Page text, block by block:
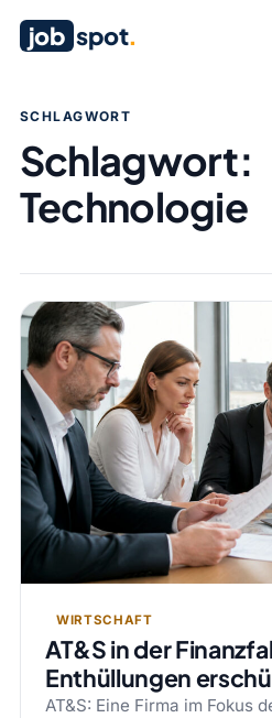
job spot.
SCHLAGWORT
Schlagwort:
Technologie
WIRTSCHAFT
AT&S in der
Enthüllungen
AT&S: Eine Firma im Fokus